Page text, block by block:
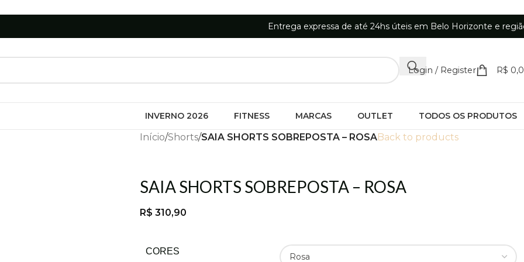
Entrega expressa de até 24hs úteis em Belo Horizonte e
Login / Register R$
INVERNO 2026 FITNESS MARCAS OUTLET TODOS OS PRODUTOS
Início/Shorts/SAIA SHORTS SOBREPOSTA – ROSABack to products
SAIA SHORTS SOBREPOSTA – ROSA
R$ 310,90
CORES